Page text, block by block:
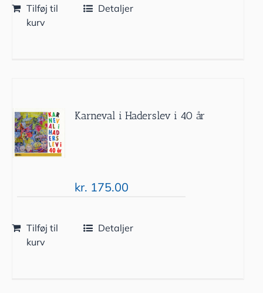
Tilføj til
kurv
Detaljer
Karneval i Haderslev i 40 år
kr. 175.00
Tilføj til
kurv
Detaljer